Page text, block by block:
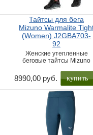
Тайтсы для бега
Mizuno Warmalite
(Women) J2GBA703-
92
Женские утепленные
беговые тайтсы Mizuno
8990,00 руб. купить